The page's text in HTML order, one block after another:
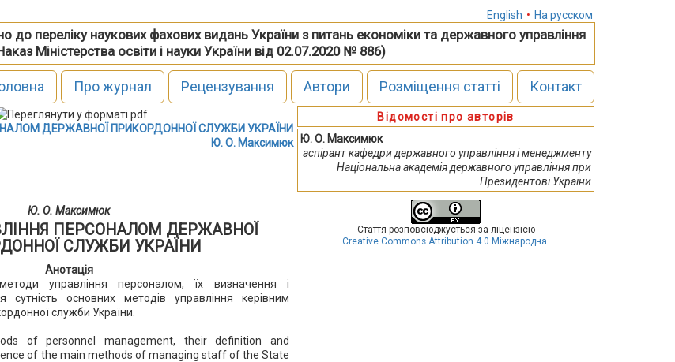
English • На русском
до переліку наукових фахових видань України з питань економіки та державного управління
Міністерства освіти і науки України від 02.07.2020 № 886)
Про журнал Рецензування Автори Розміщення статті Контакт
ДЕРЖАВНОЇ ПРИКОРДОННОЇ СЛУЖБИ УКРАЇНИ
Ю. О. Максимюк
Ю. О. Максимюк
ПЕРСОНАЛОМ ДЕРЖАВНОЇ
СЛУЖБИ УКРАЇНИ
Анотація
управління персоналом, їх визначення і
сутність основних методів управління керівним
служби України.
of personnel management, their definition and
of the main methods of managing staff of the State
Відомості про авторів
Ю. О. Максимюк
аспірант кафедри державного управління і менеджменту
Національна академія державного управління при
Президентові України
Стаття розповсюджується за ліцензією
Creative Commons Attribution 4.0 Міжнародна.